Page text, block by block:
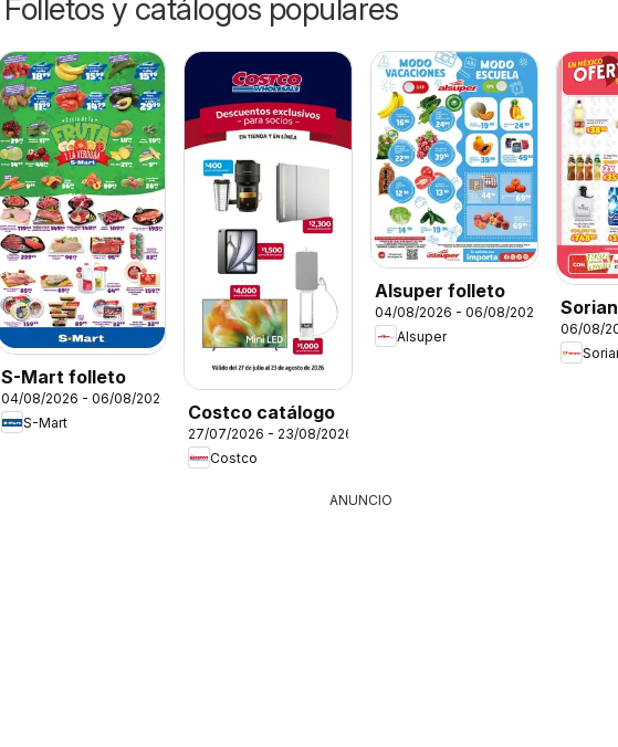
Folletos y catálogos populares
S-Mart folleto
04/08/2026 - 06/08/2026
S-Mart
Costco catálogo
27/07/2026 - 23/08/2026
Costco
Alsuper folleto
04/08/2026 - 06/08/2026
Alsuper
06/08/
ANUNCIO